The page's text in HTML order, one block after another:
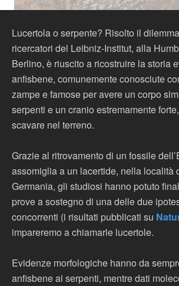
Lucertola o serpente? Risolto il
ricercatori del Leibniz-Institut, alla
Berlino, è riuscito a ricostruire la storia
anfisbene, comunemente conosciute
zampe e famose per avere un corpo
serpenti e un cranio estremamente
scavare nel terreno.
Grazie al ritrovamento di un fossile
assomiglia a un lacertide, nella località
Germania, gli studiosi hanno potuto
prove a sostegno di una delle due
concorrenti (i risultati pubblicati su
impareremo a chiamarle lucertole.
Evidenze morfologiche hanno da
anfisbene ai serpenti, mentre dati